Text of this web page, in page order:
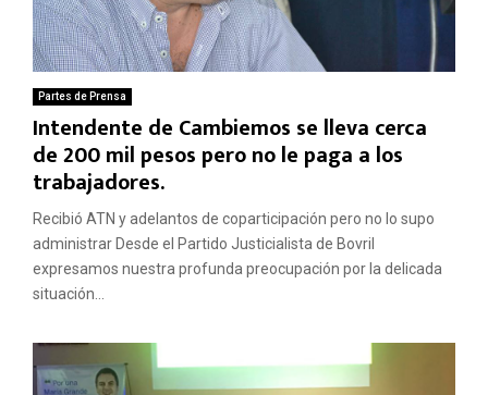
Partes de Prensa
Intendente de Cambiemos se lleva cerca
de 200 mil pesos pero no le paga a los
trabajadores.
Recibió ATN y adelantos de coparticipación pero no lo supo
administrar Desde el Partido Justicialista de Bovril
expresamos nuestra profunda preocupación por la delicada
situación...